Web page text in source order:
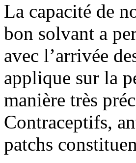
La capacité de
bon solvant a
avec l’arrivée
applique sur la
manière très
Contraceptifs,
patchs